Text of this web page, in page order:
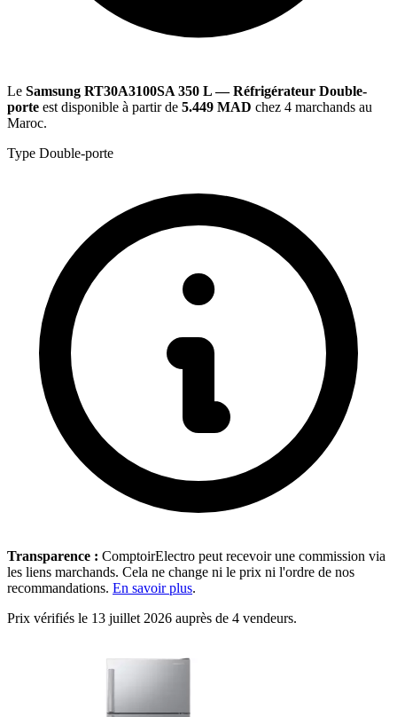
Le Samsung RT30A3100SA 350 L — Réfrigérateur Double-
porte est disponible à partir de 5.449 MAD chez 4 marchands au
Maroc.
Type Double-porte
Transparence : ComptoirElectro peut recevoir une commission via
les liens marchands. Cela ne change ni le prix ni l'ordre de nos
recommandations. En savoir plus.
Prix vérifiés le 13 juillet 2026 auprès de 4 vendeurs.